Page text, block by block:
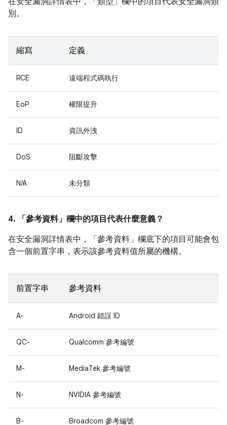
別。
縮寫 定義
RCE 遠端程式碼執行
EoP 權限提升
ID 資訊外洩
DoS 阻斷攻擊
N/A 未分類
4. 「參考資料」 欄中的項目代表什麼意義？
在安全漏洞詳情表中，「參考資料」 欄底下的項目可能會包
含一個前置字串，表示該參考資料值所屬的機構。
前置字串 參考資料
A- Android 錯誤 ID
QC- Qualcomm 參考編號
M- MediaTek 參考編號
N- NVIDIA 參考編號
B- Broadcom 參考編號